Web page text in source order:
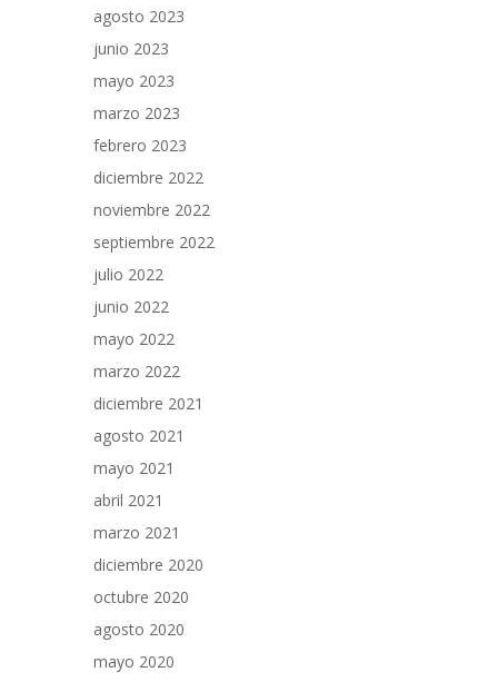
agosto 2023
junio 2023
mayo 2023
marzo 2023
febrero 2023
diciembre 2022
noviembre 2022
septiembre 2022
julio 2022
junio 2022
mayo 2022
marzo 2022
diciembre 2021
agosto 2021
mayo 2021
abril 2021
marzo 2021
diciembre 2020
octubre 2020
agosto 2020
mayo 2020